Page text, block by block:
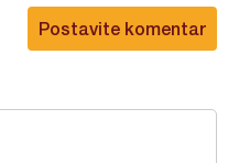
Postavite komentar